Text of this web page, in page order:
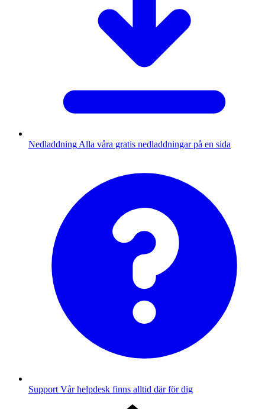
Nedladdning Alla våra gratis nedladdningar på en sida
Support Vår helpdesk finns alltid där för dig